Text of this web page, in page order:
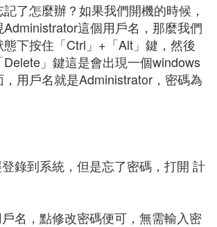
了怎麼辦？如果我們開機的時候，
這個用戶名，那麼我們
下按住「Ctrl」+「Alt」鍵，然後
」鍵這是會出現一個windows
用戶名就是Administrator，密碼為
錄到系統，但是忘了密碼，打開 計
名，點修改密碼便可，無需輸入密